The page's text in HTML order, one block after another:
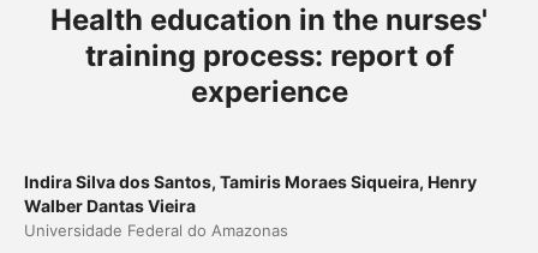
Health education in the nurses'
training process: report of
experience
Indira Silva dos Santos, Tamiris Moraes Siqueira, Henry
Walber Dantas Vieira
Universidade Federal do Amazonas